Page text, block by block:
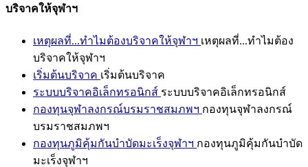
บริจาคให้จุฬาฯ
เหตุผลที่...ทำไมต้องบริจาคให้จุฬาฯ เหตุผลที่...ทำไมต้อง
บริจาคให้จุฬาฯ
เริ่มต้นบริจาค เริ่มต้นบริจาค
ระบบบริจาคอิเล็กทรอนิกส์ ระบบบริจาคอิเล็กทรอนิกส์
กองทุนจุฬาลงกรณ์บรมราชสมภพฯ กองทุนจุฬาลงกรณ์
บรมราชสมภพฯ
กองทุนภูมิคุ้มกันบำบัดมะเร็งจุฬาฯ กองทุนภูมิคุ้มกันบำบัด
มะเร็งจุฬาฯ